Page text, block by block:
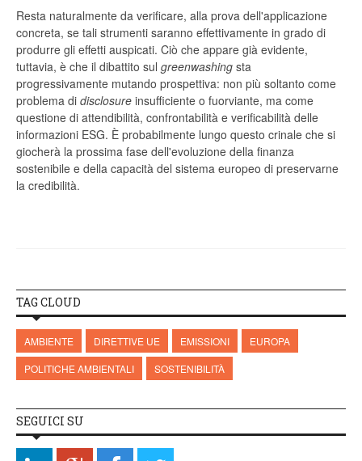
Resta naturalmente da verificare, alla prova dell'applicazione
concreta, se tali strumenti saranno effettivamente in grado di
produrre gli effetti auspicati. Ciò che appare già evidente,
tuttavia, è che il dibattito sul greenwashing sta
progressivamente mutando prospettiva: non più soltanto come
problema di disclosure insufficiente o fuorviante, ma come
questione di attendibilità, confrontabilità e verificabilità delle
informazioni ESG. È probabilmente lungo questo crinale che si
giocherà la prossima fase dell'evoluzione della finanza
sostenibile e della capacità del sistema europeo di preservarne
la credibilità.
TAG CLOUD
AMBIENTE DIRETTIVE UE EMISSIONI
EUROPA
POLITICHE AMBIENTALI
SOSTENIBILITÀ
SEGUICI SU